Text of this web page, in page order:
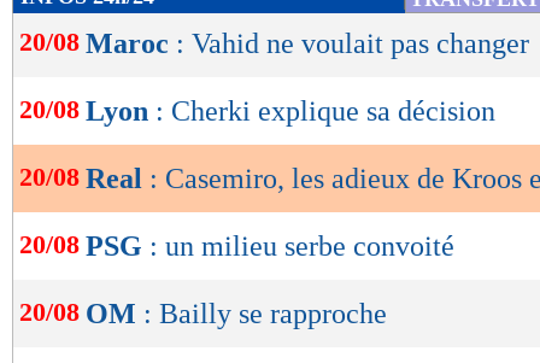
souhaite le meilleur. C'est ce que mérite un
comme toi", a envoyé le Ballon d'Or 2018.
La fin d'une ère.
Lu 32.528 fois - Youcef Touaitia
de
lecture
OK
20/08 Maroc : Vahid ne voulait pas changer
20/08 Lyon : Cherki explique sa décision
20/08 Real : Casemiro, les adieux de Kroos
20/08 PSG : un milieu serbe convoité
20/08 OM : Bailly se rapproche